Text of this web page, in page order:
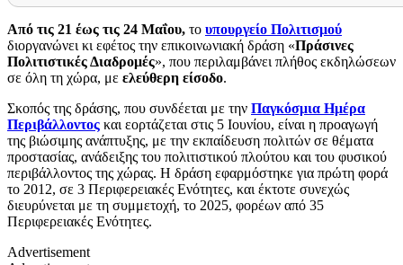
Από τις 21 έως τις 24 Μαΐου, το υπουργείο Πολιτισμού
διοργανώνει κι εφέτος την επικοινωνιακή δράση «Πράσινες
Πολιτιστικές Διαδρομές», που περιλαμβάνει πλήθος εκδηλώσεων
σε όλη τη χώρα, με ελεύθερη είσοδο.
Σκοπός της δράσης, που συνδέεται με την Παγκόσμια Ημέρα
Περιβάλλοντος και εορτάζεται στις 5 Ιουνίου, είναι η προαγωγή
της βιώσιμης ανάπτυξης, με την εκπαίδευση πολιτών σε θέματα
προστασίας, ανάδειξης του πολιτιστικού πλούτου και του φυσικού
περιβάλλοντος της χώρας. Η δράση εφαρμόστηκε για πρώτη φορά
το 2012, σε 3 Περιφερειακές Ενότητες, και έκτοτε συνεχώς
διευρύνεται με τη συμμετοχή, το 2025, φορέων από 35
Περιφερειακές Ενότητες.
Advertisement